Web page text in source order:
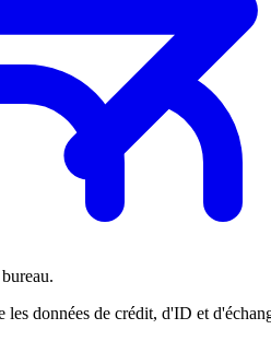
données de crédit, d'ID et